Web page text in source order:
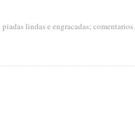
lindas e engracadas;